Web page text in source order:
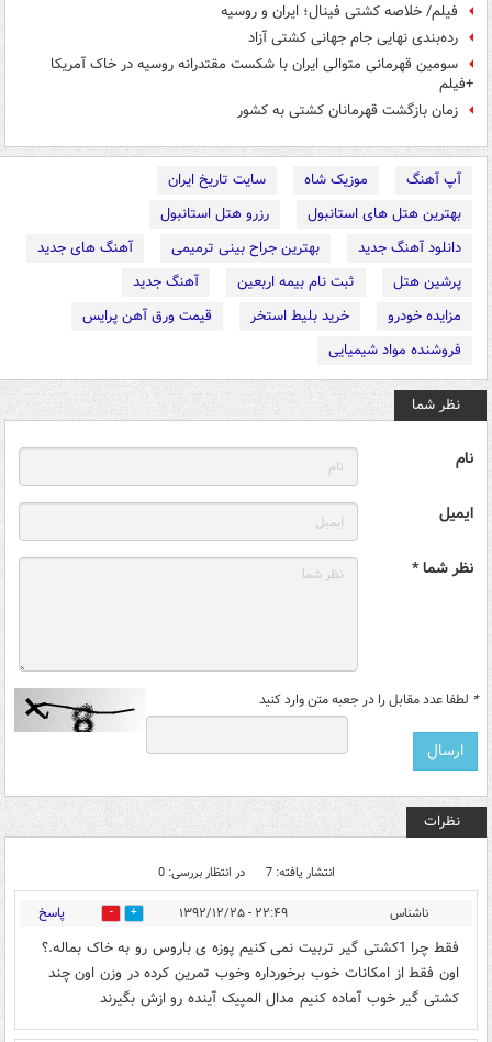
فیلم/ خلاصه کشتی فینال؛ ایران و روسیه
رده‌بندی نهایی جام جهانی کشتی آزاد
سومین قهرمانی متوالی ایران با شکست مقتدرانه روسیه در خاک آمریکا
+فیلم
زمان بازگشت قهرمانان کشتی به کشور
آپ آهنگ موزیک شاه
سایت تاریخ ایران
بهترین هتل های استانبول
رزرو هتل استانبول
دانلود آهنگ جدید
بهترین جراح بینی ترمیمی
آهنگ های جدید
پرشین هتل
ثبت نام بیمه اربعین
آهنگ جدید
مزایده خودرو
خرید بلیط استخر
قیمت ورق آهن پرایس
فروشنده مواد شیمیایی
نظر شما
نام
ایمیل
نظر شما *
* لطفا عدد مقابل را در جعبه متن وارد کنید
نظرات
انتشار یافته: 7 در انتظار بررسی: 0
ناشناس ۲۲:۴۹ - ۱۳۹۲/۱۲/۲۵ 0 پاسخ
فقط چرا 1کشتی گیر تربیت نمی کنیم پوزه ی باروس رو به خاک بماله.؟
اون فقط از امکانات خوب برخورداره وخوب تمرین کرده در وزن اون چند
کشتی گیر خوب آماده کنیم مدال المپیک آینده رو ازش بگیرند